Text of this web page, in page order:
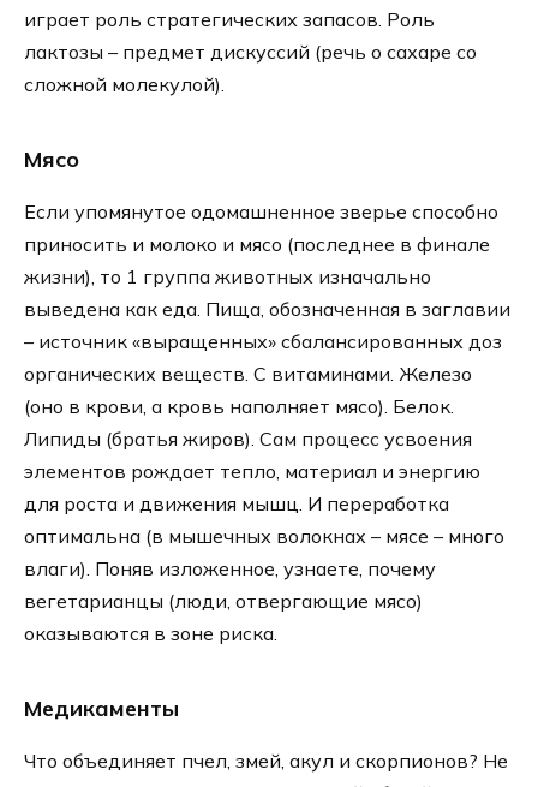
играет роль стратегических запасов. Роль
лактозы – предмет дискуссий (речь о сахаре со
сложной молекулой).
Мясо
Если упомянутое одомашненное зверье способно
приносить и молоко и мясо (последнее в финале
жизни), то 1 группа животных изначально
выведена как еда. Пища, обозначенная в заглавии
– источник «выращенных» сбалансированных доз
органических веществ. С витаминами. Железо
(оно в крови, а кровь наполняет мясо). Белок.
Липиды (братья жиров). Сам процесс усвоения
элементов рождает тепло, материал и энергию
для роста и движения мышц. И переработка
оптимальна (в мышечных волокнах – мясе – много
влаги). Поняв изложенное, узнаете, почему
вегетарианцы (люди, отвергающие мясо)
оказываются в зоне риска.
Медикаменты
Что объединяет пчел, змей, акул и скорпионов? Не